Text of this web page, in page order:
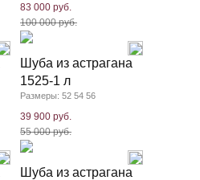
83 000 руб.
100 000 руб.
Шуба из астрагана
1525-1 л
Размеры: 52 54 56
39 900 руб.
55 000 руб.
Шуба из астрагана